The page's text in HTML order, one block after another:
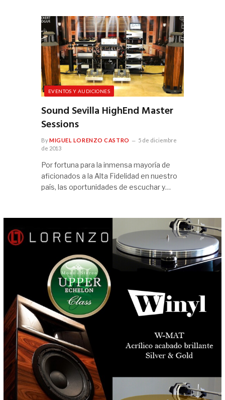
EVENTOS Y AUDICIONES
Sound Sevilla HighEnd Master
Sessions
ByMIGUEL LORENZO CASTRO
5 de diciembre
de 2013
Por fortuna para la inmensa mayoría de
aficionados a la Alta Fidelidad en nuestro
país, las oportunidades de escuchar y…